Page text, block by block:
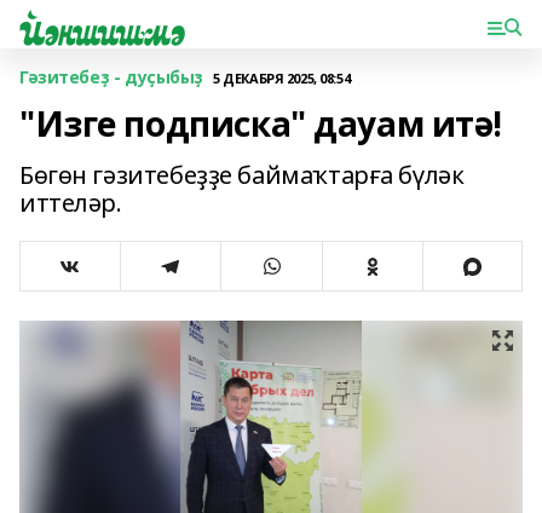
Гәзитебеҙ - дуҫыбыҙ 5 ДЕКАБРЯ 2025, 08:54
"Изге подписка" дауам итә!
Бөгөн гәзитебеҙҙе баймаҡтарға бүләк
иттеләр.